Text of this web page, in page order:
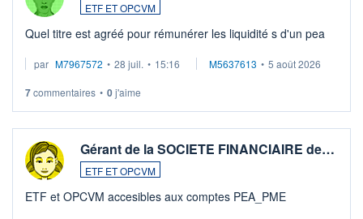
ETF ET OPCVM
Quel titre est agréé pour rémunérer les liquidité s d'un pea
par M7967572 • 28 juil. • 15:16 M5637613 • 5 août 2026
7commentaires • 0j'aime
Gérant de la SOCIETE FINANCIAIRE de…
ETF ET OPCVM
ETF et OPCVM accesibles aux comptes PEA_PME